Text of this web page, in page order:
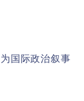
国际政治叙事